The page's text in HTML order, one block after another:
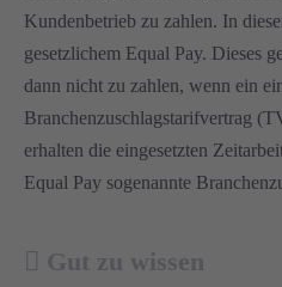
Kundenbetrieb zu zahlen. In
gesetzlichem Equal Pay. Dieses
dann nicht zu zahlen, wenn ein
Branchenzuschlagstarifvertrag
erhalten die eingesetzten
Equal Pay sogenannte
Gut zu wissen